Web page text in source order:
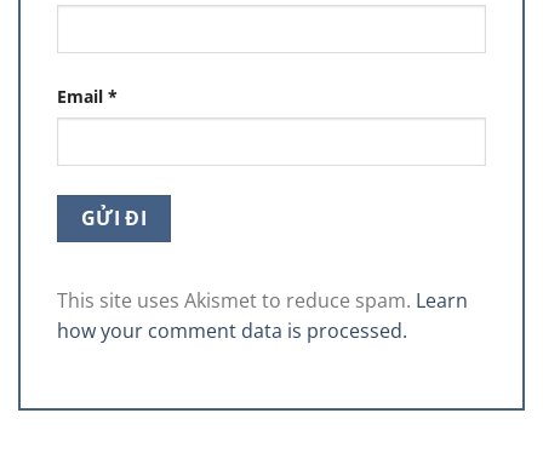
Email *
This site uses Akismet to reduce spam. Learn
how your comment data is processed.